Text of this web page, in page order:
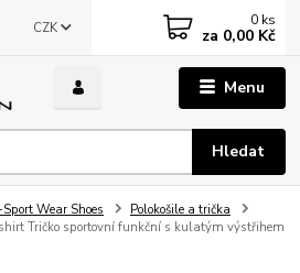
Menu
CZK
Hledat
0 ks
za 0,00 Kč
Wear Shoes
Polokošile a trička
Tričko sportovní funkční s kulatým výstřihem